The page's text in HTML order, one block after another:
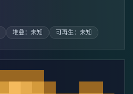
堆叠：未知 可再生：未知